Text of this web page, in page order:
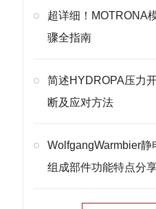
超详细！MOTRONA
骤全指南
简述HYDROPA压力
断及应对方法
WolfgangWarmbier静
组成部件功能特点分